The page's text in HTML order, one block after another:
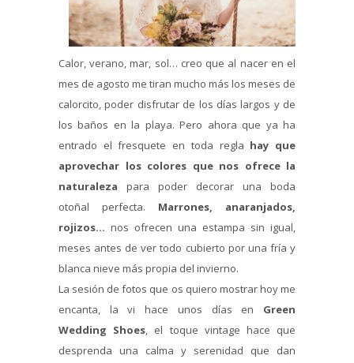
Calor, verano, mar, sol… creo que al nacer en el
mes de agosto me tiran mucho más los meses de
calorcito, poder disfrutar de los días largos y de
los baños en la playa. Pero ahora que ya ha
entrado el fresquete en toda regla hay que
aprovechar los colores que nos ofrece la
naturaleza para poder decorar una boda
otoñal perfecta. Marrones, anaranjados,
rojizos… nos ofrecen una estampa sin igual,
meses antes de ver todo cubierto por una fría y
blanca nieve más propia del invierno.
La sesión de fotos que os quiero mostrar hoy me
encanta, la vi hace unos días en Green
Wedding Shoes, el toque vintage hace que
desprenda una calma y serenidad que dan